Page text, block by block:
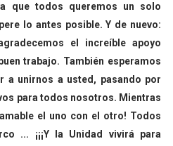
que todos queremos un solo
lo antes posible. Y de nuevo:
el increíble apoyo
trabajo. También esperamos
a unirnos a usted, pasando por
para todos nosotros. Mientras
el uno con el otro! Todos
... ¡¡¡Y la Unidad vivirá para